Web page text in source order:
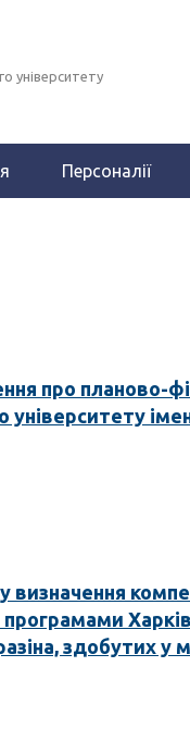
університету
Персоналії
про планово-
університету
визначення
здобутих